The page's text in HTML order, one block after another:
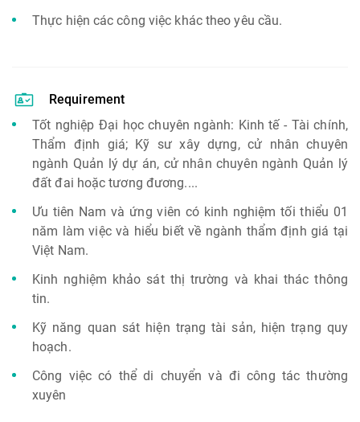
Thực hiện các công việc khác theo yêu cầu.
Requirement
Tốt nghiệp Đại học chuyên ngành: Kinh tế - Tài chính,
Thẩm định giá; Kỹ sư xây dựng, cử nhân chuyên
ngành Quản lý dự án, cử nhân chuyên ngành Quản lý
đất đai hoặc tương đương....
Ưu tiên Nam và ứng viên có kinh nghiệm tối thiểu 01
năm làm việc và hiểu biết về ngành thẩm định giá tại
Việt Nam.
Kinh nghiệm khảo sát thị trường và khai thác thông
tin.
Kỹ năng quan sát hiện trạng tài sản, hiện trạng quy
hoạch.
Công việc có thể di chuyển và đi công tác thường
xuyên